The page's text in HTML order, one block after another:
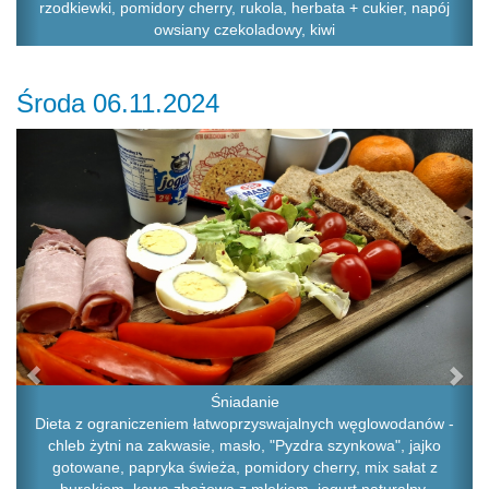
rzodkiewki, pomidory cherry, rukola, herbata + cukier, napój
owsiany czekoladowy, kiwi
Środa 06.11.2024
Śniadanie
Dieta z ograniczeniem łatwoprzyswajalnych węglowodanów -
chleb żytni na zakwasie, masło, "Pyzdra szynkowa", jajko
gotowane, papryka świeża, pomidory cherry, mix sałat z